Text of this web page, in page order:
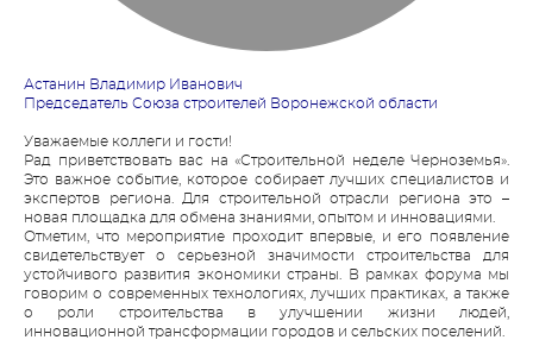
Астанин Владимир Иванович
Председатель Союза строителей Воронежской области
Уважаемые коллеги и гости!
Рад приветствовать вас на «Строительной неделе Черноземья».
Это важное событие, которое собирает лучших специалистов и
экспертов региона. Для строительной отрасли региона это –
новая площадка для обмена знаниями, опытом и инновациями.
Отметим, что мероприятие проходит впервые, и его появление
свидетельствует о серьезной значимости строительства для
устойчивого развития экономики страны. В рамках форума мы
говорим о современных технологиях, лучших практиках, а также
о роли строительства в улучшении жизни людей,
инновационной трансформации городов и сельских поселений.